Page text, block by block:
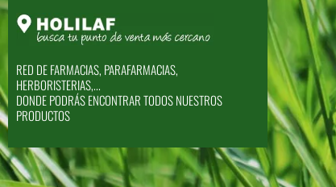
RED DE FARMACIAS, PARAFARMACIAS,
HERBORISTERIAS,...
DONDE PODRÁS ENCONTRAR TODOS NUESTROS
PRODUCTOS